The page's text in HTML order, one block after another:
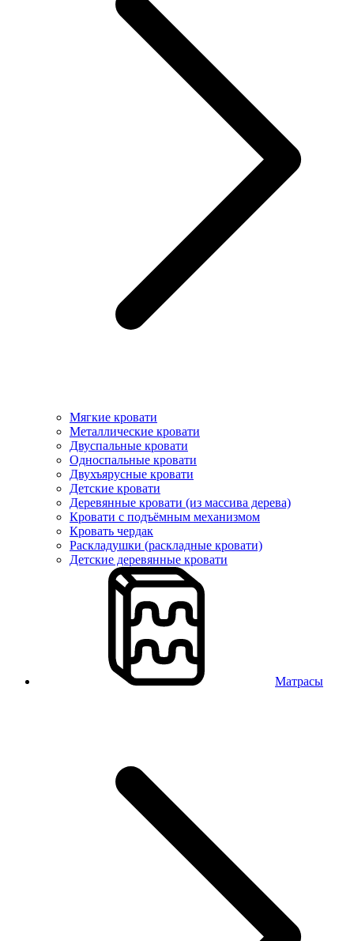
Мягкие кровати
Металлические кровати
Двуспальные кровати
Односпальные кровати
Двухъярусные кровати
Детские кровати
Деревянные кровати (из массива дерева)
Кровати с подъёмным механизмом
Кровать чердак
Раскладушки (раскладные кровати)
Детские деревянные кровати
Матрасы